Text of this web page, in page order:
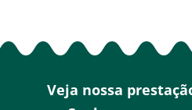
Veja nossa